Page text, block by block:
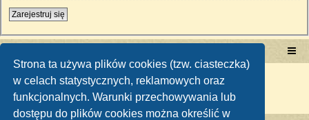
Strona ta używa plików cookies (tzw. ciasteczka)
w celach statystycznych, reklamowych oraz
funkcjonalnych. Warunki przechowywania lub
dostępu do plików cookies można określić w
Zarejestruj się
Technologię dostarcza phpBB ® Forum Software © phpBB Limited
Polski pakiet językowy dostarcza
Zasady ochrony danych osobowych|Regulamin